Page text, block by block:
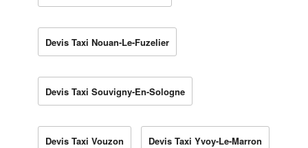
Devis Taxi Nouan-Le-Fuzelier
Devis Taxi Souvigny-En-Sologne
Devis Taxi Vouzon Devis Taxi Yvoy-Le-Marron